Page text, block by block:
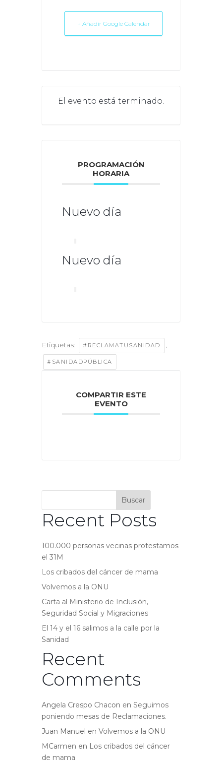
+ Añadir Google Calendar
El evento está terminado.
PROGRAMACIÓN
HORARIA
Nuevo día
Nuevo día
Etiquetas: #RECLAMATUSANIDAD ,
#SANIDADPÚBLICA
COMPARTIR ESTE
EVENTO
Buscar
Recent Posts
100.000 personas vecinas protestamos
el 31M
Los cribados del cáncer de mama
Volvemos a la ONU
Carta al Ministerio de Inclusión,
Seguridad Social y Migraciones
El 14 y el 16 salimos a la calle por la
Sanidad
Recent
Comments
Angela Crespo Chacon en Seguimos
poniendo mesas de Reclamaciones.
Juan Manuel en Volvemos a la ONU
MCarmen en Los cribados del cáncer
de mama